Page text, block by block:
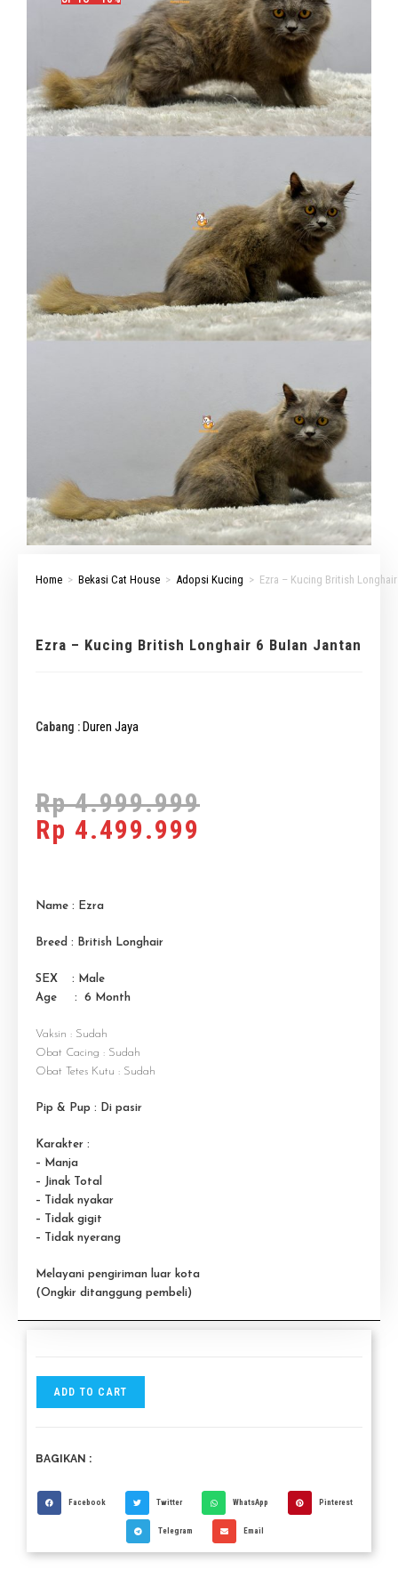
Home > Bekasi Cat House > Adopsi Kucing > Ezra – Kucing British
Ezra – Kucing British Longhair 6 Bulan Jantan
Cabang :Duren Jaya
Rp4.999.999
Rp 4.499.999
Name : Ezra
Breed : British Longhair
SEX : Male
Age : 6 Month
Vaksin : Sudah
Obat Cacing : Sudah
Obat Tetes Kutu : Sudah
Pip & Pup : Di pasir
Karakter :
– Manja
– Jinak Total
– Tidak nyakar
– Tidak gigit
– Tidak nyerang
Melayani pengiriman luar kota
(Ongkir ditanggung pembeli)
ADD TO CART
BAGIKAN :
Facebook Twitter WhatsApp Pinterest
Telegram Email